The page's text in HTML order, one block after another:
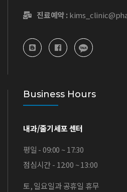
진료예약 :
Business Hours
내과/줄기세포 센터
평일 - 09:00 ~ 17:30
점심시간 - 12:00 ~ 13:00
토, 일요일과 공휴일 휴무